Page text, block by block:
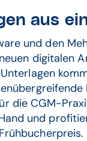
aus
und den
digitalen
die CGM-
und